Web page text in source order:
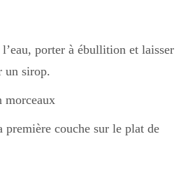
porter à ébullition et laisser
un sirop.
morceaux
première couche sur le plat de